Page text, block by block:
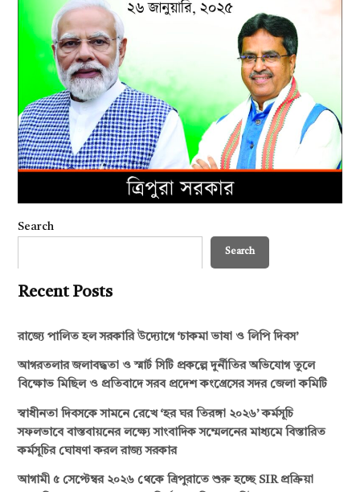
Search
Search
Recent Posts
রাজ্যে পালিত হল সরকারি উদ্যোগে ‘চাকমা ভাষা ও লিপি দিবস’
আগরতলার জলাবদ্ধতা ও স্মার্ট সিটি প্রকল্পে দুর্নীতির অভিযোগ তুলে
বিক্ষোভ মিছিল ও প্রতিবাদে সরব প্রদেশ কংগ্রেসের সদর জেলা কমিটি
স্বাধীনতা দিবসকে সামনে রেখে ‘হর ঘর তিরঙ্গা ২০২৬’ কর্মসূচি
সফলভাবে বাস্তবায়নের লক্ষ্যে সাংবাদিক সম্মেলনের মাধ্যমে বিস্তারিত
কর্মসূচির ঘোষণা করল রাজ্য সরকার
আগামী ৫ সেপ্টেম্বর ২০২৬ থেকে ত্রিপুরাতে শুরু হচ্ছে SIR প্রক্রিয়া